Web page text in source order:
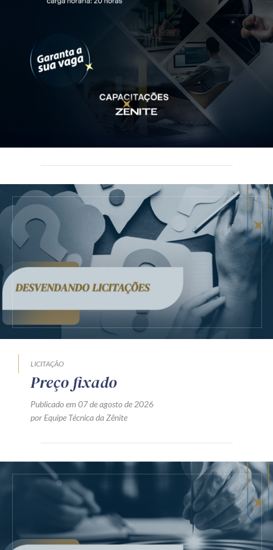
LICITAÇÃO
Preço fixado
Publicado em 07 de agosto de 2026
por Equipe Técnica da Zênite